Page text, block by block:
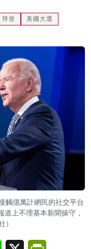
拜登
美國大選
觸億萬計網民的社交平台
上不理基本新聞操守，
）
Line X